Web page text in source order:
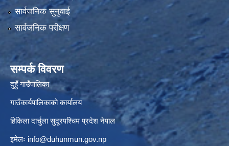
सार्वजनिक सुनुवाई
सार्वजनिक परीक्षण
सम्पर्क विवरण
दुहुँ गाउँपालिका
गाउँकार्यपालिकाको कार्यालय
हिकिला दार्चुला सुदूरपश्चिम प्रदेश नेपाल
इमेलः info@duhunmun.gov.np